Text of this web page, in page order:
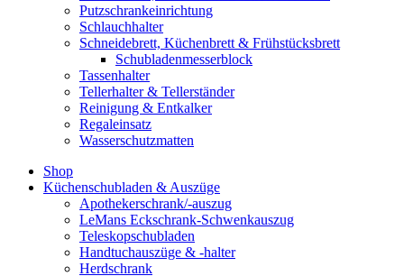
Putzschrankeinrichtung
Schlauchhalter
Schneidebrett, Küchenbrett & Frühstücksbrett
Schubladenmesserblock
Tassenhalter
Tellerhalter & Tellerständer
Reinigung & Entkalker
Regaleinsatz
Wasserschutzmatten
Shop
Küchenschubladen & Auszüge
Apothekerschrank/-auszug
LeMans Eckschrank-Schwenkauszug
Teleskopschubladen
Handtuchauszüge & -halter
Herdschrank